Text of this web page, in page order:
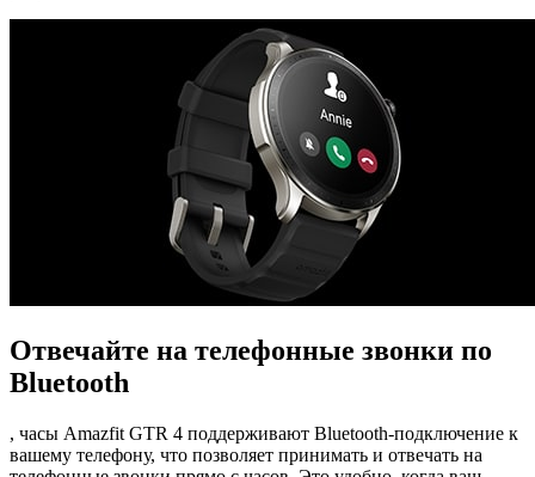
Отвечайте на телефонные звонки по
Bluetooth
, часы Amazfit GTR 4 поддерживают Bluetooth-подключение к
вашему телефону, что позволяет принимать и отвечать на